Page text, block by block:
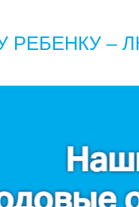
РЕБЕНКУ –